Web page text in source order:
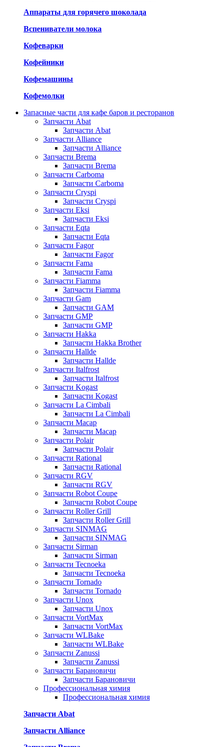
Аппараты для горячего шоколада
Вспениватели молока
Кофеварки
Кофейники
Кофемашины
Кофемолки
Запасные части для кафе баров и ресторанов
Запчасти Abat
Запчасти Abat
Запчасти Alliance
Запчасти Alliance
Запчасти Brema
Запчасти Brema
Запчасти Carboma
Запчасти Carboma
Запчасти Cryspi
Запчасти Cryspi
Запчасти Eksi
Запчасти Eksi
Запчасти Eqta
Запчасти Eqta
Запчасти Fagor
Запчасти Fagor
Запчасти Fama
Запчасти Fama
Запчасти Fiamma
Запчасти Fiamma
Запчасти Gam
Запчасти GAM
Запчасти GMP
Запчасти GMP
Запчасти Hakka
Запчасти Hakka Brother
Запчасти Hallde
Запчасти Hallde
Запчасти Italfrost
Запчасти Italfrost
Запчасти Kogast
Запчасти Kogast
Запчасти La Cimbali
Запчасти La Cimbali
Запчасти Macap
Запчасти Macap
Запчасти Polair
Запчасти Polair
Запчасти Rational
Запчасти Rational
Запчасти RGV
Запчасти RGV
Запчасти Robot Coupe
Запчасти Robot Coupe
Запчасти Roller Grill
Запчасти Roller Grill
Запчасти SINMAG
Запчасти SINMAG
Запчасти Sirman
Запчасти Sirman
Запчасти Tecnoeka
Запчасти Tecnoeka
Запчасти Tornado
Запчасти Tornado
Запчасти Unox
Запчасти Unox
Запчасти VortMax
Запчасти VortMax
Запчасти WLBake
Запчасти WLBake
Запчасти Zanussi
Запчасти Zanussi
Запчасти Барановичи
Запчасти Барановичи
Профессиональная химия
Профессиональная химия
Запчасти Abat
Запчасти Alliance